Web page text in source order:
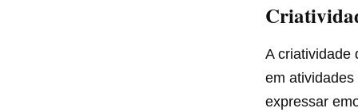
A criatividade
em
expressar